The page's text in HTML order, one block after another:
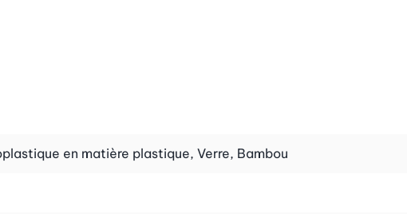
en matière plastique, Verre, Bambou